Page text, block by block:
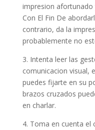
impresion afortunado
Con El Fin De
contrario, da la
probablemente no
3. Intenta leer las
comunicacion visual,
puedes fijarte en su
brazos cruzados
en charlar.
4. Toma en cuenta el